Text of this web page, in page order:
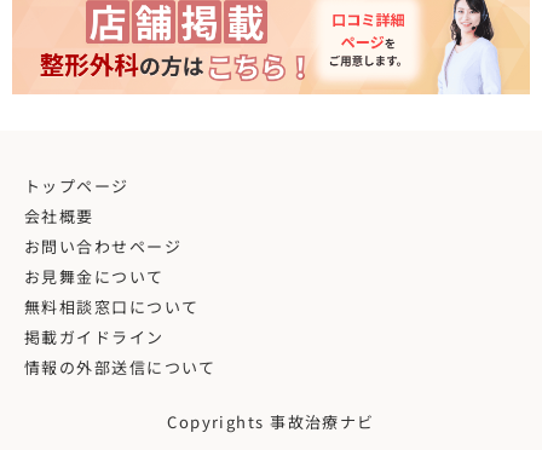
トップページ
会社概要
お問い合わせページ
お見舞金について
無料相談窓口について
掲載ガイドライン
情報の外部送信について
Copyrights 事故治療ナビ